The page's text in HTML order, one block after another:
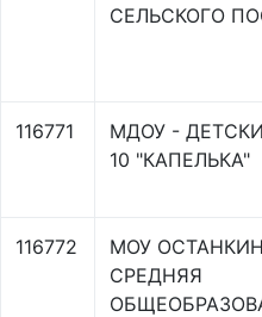
СЕЛЬСКОГО
116771
МДОУ -
10 "КАПЕЛЬКА"
116772
МОУ
СРЕДНЯЯ